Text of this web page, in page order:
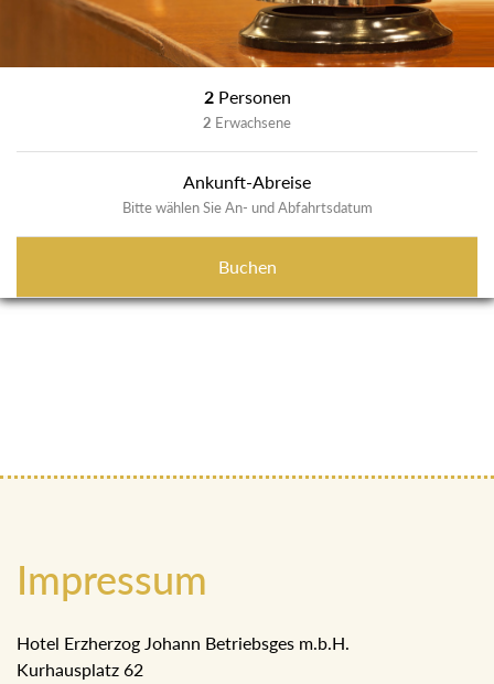
2 Personen
2 Erwachsene
Ankunft-Abreise
Bitte wählen Sie An- und Abfahrtsdatum
Buchen
Impressum
Hotel Erzherzog Johann Betriebsges m.b.H.
Kurhausplatz 62